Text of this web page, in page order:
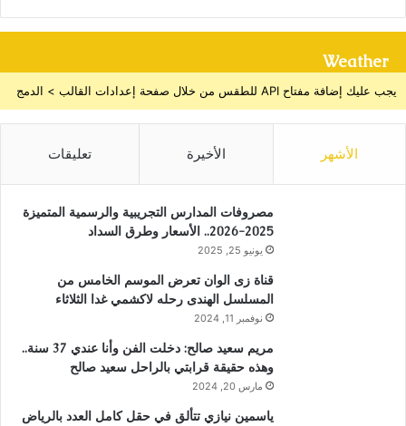
Weather
يجب عليك إضافة مفتاح API للطقس من خلال صفحة إعدادات القالب > الدمج
الأشهر الأخيرة تعليقات
مصروفات المدارس التجريبية والرسمية المتميزة
2025-2026.. الأسعار وطرق السداد
يونيو 25, 2025
قناة زى الوان تعرض الموسم الخامس من
المسلسل الهندى رحله لاكشمي غدا الثلاثاء
نوفمبر 11, 2024
مريم سعيد صالح: دخلت الفن وأنا عندي 37 سنة..
وهذه حقيقة قرابتي بالراحل سعيد صالح
مارس 20, 2024
ياسمين نيازي تتألق في حقل كامل العدد بالرياض